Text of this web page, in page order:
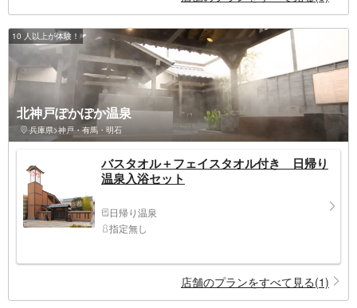
10 人以上が体験！
北神戸ぽかぽか温泉
兵庫県>神戸・有馬・明石
バスタオル＋フェイスタオル付き 日帰り
温泉入浴セット
日帰り温泉
指定無し
店舗のプランをすべて見る(1)